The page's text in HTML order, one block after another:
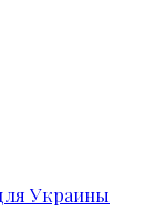
Украины